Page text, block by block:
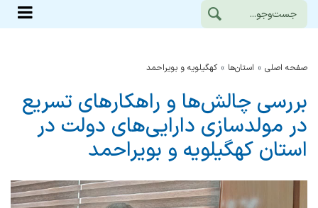
صفحه اصلی استان‌ها كهگيلويه و بويراحمد
بررسی چالش‌ها و راهکارهای تسریع
در مولدسازی دارایی‌های دولت در
استان کهگیلویه و بویراحمد